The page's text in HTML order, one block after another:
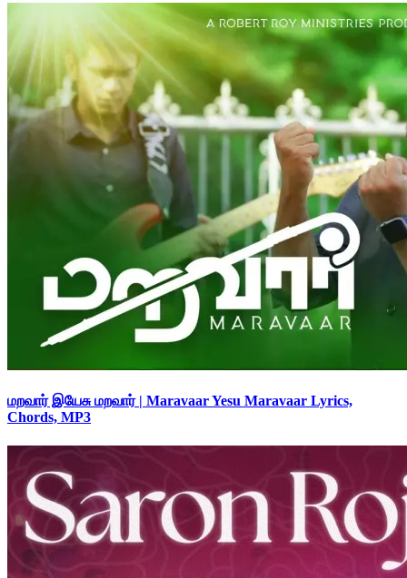
மறவார் இயேசு மறவார் | Maravaar Yesu Maravaar Lyrics,
Chords, MP3